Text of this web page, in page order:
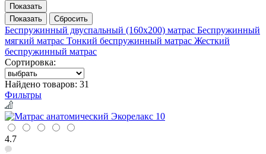
Беспружинный двуспальный (160х200) матрас Беспружинный
мягкий матрас Тонкий беспружинный матрас Жесткий
беспружинный матрас
Сортировка:
Найдено товаров: 31
Фильтры
4.7